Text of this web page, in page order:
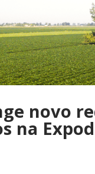
novo
na